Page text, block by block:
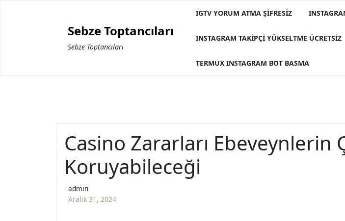
Sebze Toptancıları
Sebze Toptancıları
IGTV YORUM ATMA ŞIFRESIZ
INSTAGRAM TAKIPÇI YÜKSELTME ÜCRETSIZ
TERMUX INSTAGRAM BOT BASMA
Casino Zararları Ebeveynlerin
Koruyabileceği
admin
Aralık 31, 2024